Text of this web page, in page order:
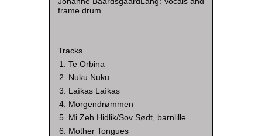
frame drum
Tracks
Te Orbina
Nuku Nuku
Laíkas Laíkas
Morgendrømmen
Mi Zeh Hidlik/Sov Sødt, barnlille
Mother Tongues